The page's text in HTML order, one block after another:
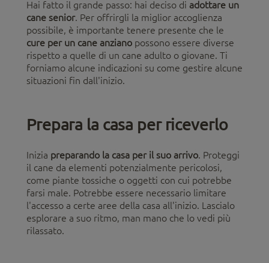
Hai fatto il grande passo: hai deciso di adottare un
cane senior. Per offrirgli la miglior accoglienza
possibile, è importante tenere presente che le
cure per un cane anziano possono essere diverse
rispetto a quelle di un cane adulto o giovane. Ti
forniamo alcune indicazioni su come gestire alcune
situazioni fin dall'inizio.
Prepara la casa per riceverlo
Inizia preparando la casa per il suo arrivo. Proteggi
il cane da elementi potenzialmente pericolosi,
come piante tossiche o oggetti con cui potrebbe
farsi male. Potrebbe essere necessario limitare
l'accesso a certe aree della casa all'inizio. Lascialo
esplorare a suo ritmo, man mano che lo vedi più
rilassato.